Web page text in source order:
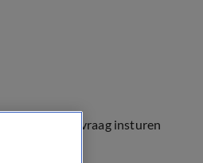
Kijkersvraag insturen